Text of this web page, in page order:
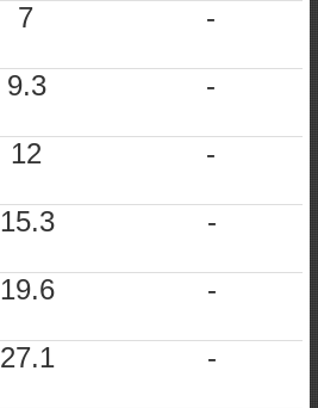
7 -
9.3 -
12 -
15.3 -
19.6 -
27.1 -